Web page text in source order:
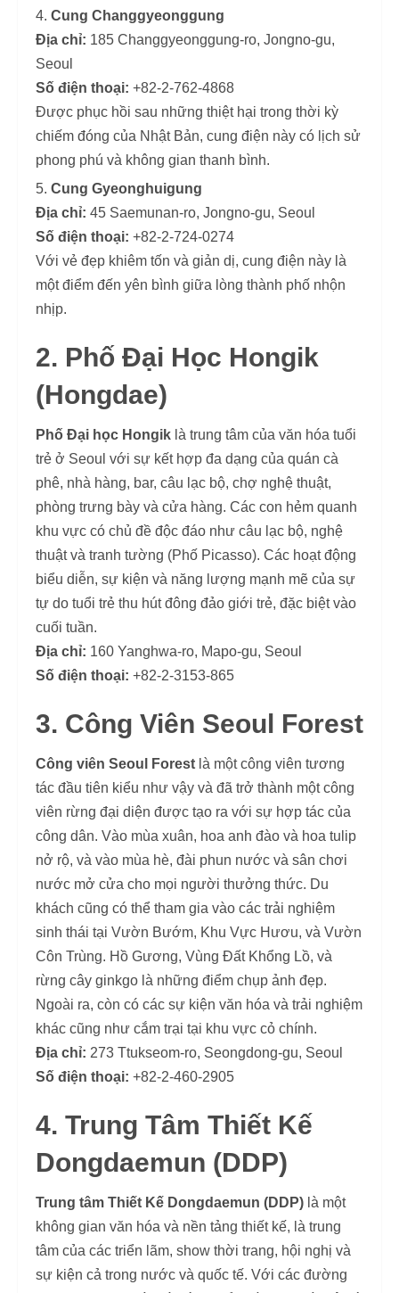
Cung Changgyeonggung
Địa chỉ: 185 Changgyeonggung-ro, Jongno-gu,
Seoul
Số điện thoại: +82-2-762-4868
Được phục hồi sau những thiệt hại trong thời kỳ
chiếm đóng của Nhật Bản, cung điện này có lịch sử
phong phú và không gian thanh bình.
Cung Gyeonghuigung
Địa chỉ: 45 Saemunan-ro, Jongno-gu, Seoul
Số điện thoại: +82-2-724-0274
Với vẻ đẹp khiêm tốn và giản dị, cung điện này là
một điểm đến yên bình giữa lòng thành phố nhộn
nhịp.
2. Phố Đại Học Hongik
(Hongdae)
Phố Đại học Hongik là trung tâm của văn hóa tuổi
trẻ ở Seoul với sự kết hợp đa dạng của quán cà
phê, nhà hàng, bar, câu lạc bộ, chợ nghệ thuật,
phòng trưng bày và cửa hàng. Các con hẻm quanh
khu vực có chủ đề độc đáo như câu lạc bộ, nghệ
thuật và tranh tường (Phố Picasso). Các hoạt động
biểu diễn, sự kiện và năng lượng mạnh mẽ của sự
tự do tuổi trẻ thu hút đông đảo giới trẻ, đặc biệt vào
cuối tuần.
Địa chỉ: 160 Yanghwa-ro, Mapo-gu, Seoul
Số điện thoại: +82-2-3153-865
3. Công Viên Seoul Forest
Công viên Seoul Forest là một công viên tương
tác đầu tiên kiểu như vậy và đã trở thành một công
viên rừng đại diện được tạo ra với sự hợp tác của
công dân. Vào mùa xuân, hoa anh đào và hoa tulip
nở rộ, và vào mùa hè, đài phun nước và sân chơi
nước mở cửa cho mọi người thưởng thức. Du
khách cũng có thể tham gia vào các trải nghiệm
sinh thái tại Vườn Bướm, Khu Vực Hươu, và Vườn
Côn Trùng. Hồ Gương, Vùng Đất Khổng Lồ, và
rừng cây ginkgo là những điểm chụp ảnh đẹp.
Ngoài ra, còn có các sự kiện văn hóa và trải nghiệm
khác cũng như cắm trại tại khu vực cỏ chính.
Địa chỉ: 273 Ttukseom-ro, Seongdong-gu, Seoul
Số điện thoại: +82-2-460-2905
4. Trung Tâm Thiết Kế
Dongdaemun (DDP)
Trung tâm Thiết Kế Dongdaemun (DDP) là một
không gian văn hóa và nền tảng thiết kế, là trung
tâm của các triển lãm, show thời trang, hội nghị và
sự kiện cả trong nước và quốc tế. Với các đường